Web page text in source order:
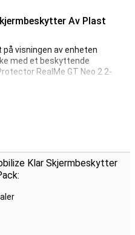
Av Plast
på visningen av enheten
med et beskyttende
RealMe GT Neo 2 2-
riket ditt GT Neo 2 så
bak seg
to.Så du har alltid en igjen!
Klar Skjermbeskytter